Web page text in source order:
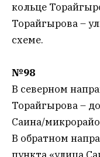
кольце
Торайгырова –
схеме.
№98
В северном
Торайгырова –
Саина/
В обратном